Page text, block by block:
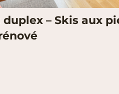
– Skis aux